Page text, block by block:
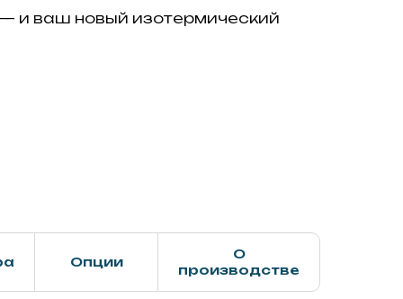
и ваш новый изотермический
Опции
О
производстве